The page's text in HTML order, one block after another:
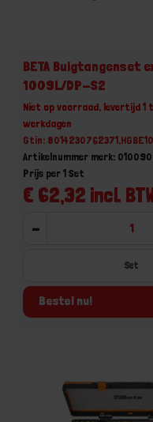
BETA Buigtangenset
1009L/DP-S2
Niet op voorraad, levertijd 1
werkdagen
Gtin:
Artikelnummer merk:
€ 62,32 incl.
Prijs per 1 Set
-
Set
Bestel nu!